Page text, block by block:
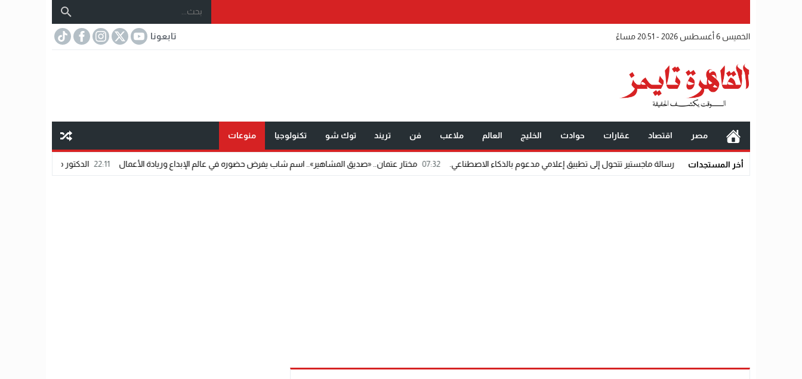
الخميس 6 أغسطس 2026 - 20:51 مساءً تابعونا
مصر اقتصاد عقارات حوادث الخليج العالم ملاعب فن تريند توك شو تكنولوجيا منوعات
أخر المستجدات
«عالم رشاد».. رسالة ماجستير تتحول إلى تطبيق إعلامي مدعوم بالذكاء الاصطناعي. 07:32 مختار عتمان.. «صديق المشاهير».. اسم شاب يفرض حضوره في عالم الإبداع وريادة الأعمال 22:11 الدكتور محمد دسوقي.. عندما تلتقي الخبرة